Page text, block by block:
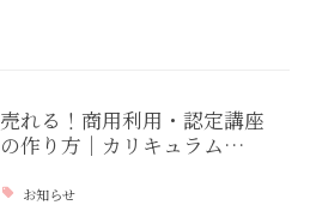
売れる！商用利用・認定講座
の作り方｜カリキュラム…
お知らせ